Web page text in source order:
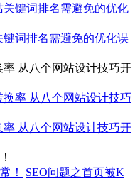
词排名需避免的优化误
从八个网站设计技巧开
从八个网站设计技巧开
SEO问题之首页被K